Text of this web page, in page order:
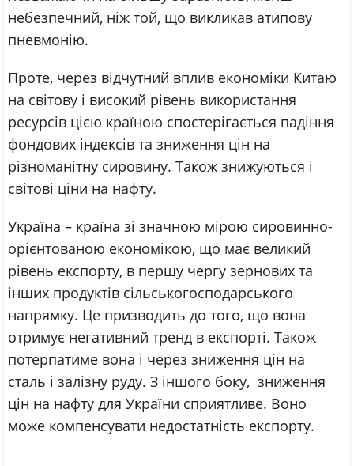
небезпечний, ніж той, що викликав атипову
пневмонію.
Проте, через відчутний вплив економіки Китаю
на світову і високий рівень використання
ресурсів цією країною спостерігається падіння
фондових індексів та зниження цін на
різноманітну сировину. Також знижуються і
світові ціни на нафту.
Україна – країна зі значною мірою сировинно-
орієнтованою економікою, що має великий
рівень експорту, в першу чергу зернових та
інших продуктів сільськогосподарського
напрямку. Це призводить до того, що вона
отримує негативний тренд в експорті. Також
потерпатиме вона і через зниження цін на
сталь і залізну руду. З іншого боку, зниження
цін на нафту для України сприятливе. Воно
може компенсувати недостатність експорту.